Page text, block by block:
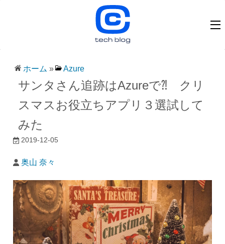
ホーム » Azure
サンタさん追跡はAzureで⁈ クリ
スマスお役立ちアプリ３選試して
みた
2019-12-05
奥山 奈々